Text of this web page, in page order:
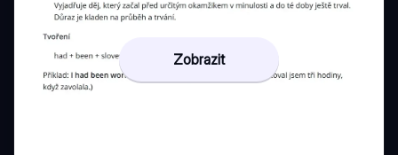
Zobrazit